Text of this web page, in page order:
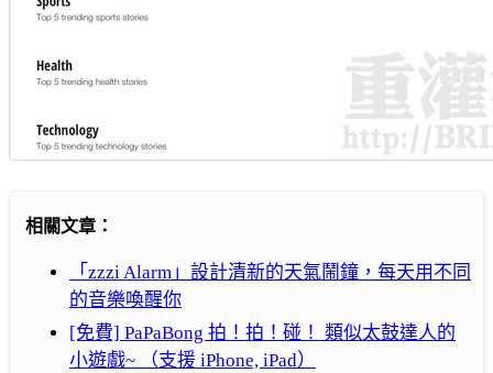
相關文章：
「zzzi Alarm」設計清新的天氣鬧鐘，每天用不同
的音樂喚醒你
[免費] PaPaBong 拍！拍！碰！ 類似太鼓達人的
小遊戲~ （支援 iPhone, iPad）